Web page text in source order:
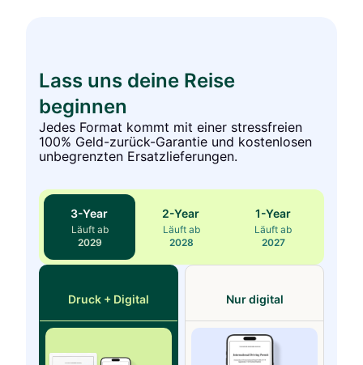
Lass uns deine Reise
beginnen
Jedes Format kommt mit einer stressfreien
100% Geld-zurück-Garantie und kostenlosen
unbegrenzten Ersatzlieferungen.
3-Year
Läuft ab
2029
2-Year
Läuft ab
2028
1-Year
Läuft ab
2027
Druck + Digital Nur digital